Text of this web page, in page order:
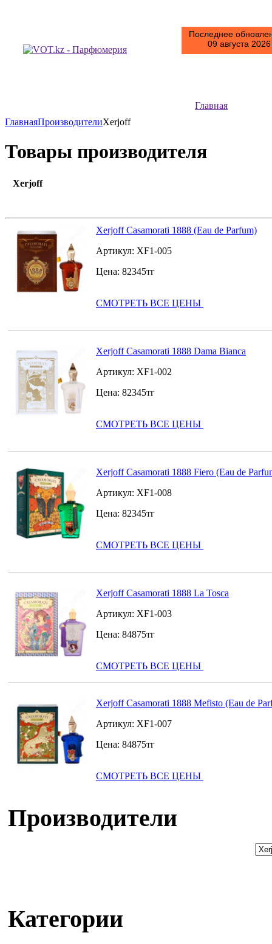
Последнее
09 августа
Главная
ГлавнаяПроизводителиXerjoff
Товары производителя
Xerjoff
Xerjoff Casamorati 1888 (Eau de Parfum)
Артикул: XF1-005
Цена: 82345тг
СМОТРЕТЬ ВСЕ ЦЕНЫ
Xerjoff Casamorati 1888 Dama Bianca
Артикул: XF1-002
Цена: 82345тг
СМОТРЕТЬ ВСЕ ЦЕНЫ
Xerjoff Casamorati 1888 Fiero (Eau de
Артикул: XF1-008
Цена: 82345тг
СМОТРЕТЬ ВСЕ ЦЕНЫ
Xerjoff Casamorati 1888 La Tosca
Артикул: XF1-003
Цена: 84875тг
СМОТРЕТЬ ВСЕ ЦЕНЫ
Xerjoff Casamorati 1888 Mefisto (Eau de
Артикул: XF1-007
Цена: 84875тг
СМОТРЕТЬ ВСЕ ЦЕНЫ
Производители
Категории